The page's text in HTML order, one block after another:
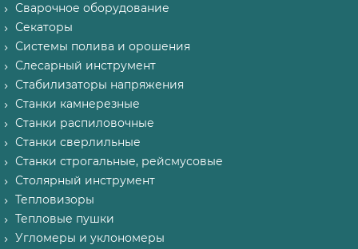
Сварочное оборудование
Секаторы
Системы полива и орошения
Слесарный инструмент
Стабилизаторы напряжения
Станки камнерезные
Станки распиловочные
Станки сверлильные
Станки строгальные, рейсмусовые
Столярный инструмент
Тепловизоры
Тепловые пушки
Угломеры и уклономеры